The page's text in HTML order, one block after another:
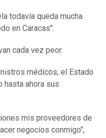
todavía queda mucha
en Caracas".
cada vez peor.
médicos, el Estado
hasta ahora sus
mis proveedores de
negocios conmigo",